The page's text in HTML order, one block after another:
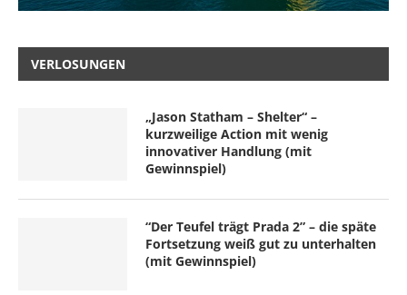
VERLOSUNGEN
„Jason Statham – Shelter“ –
kurzweilige Action mit wenig
innovativer Handlung (mit
Gewinnspiel)
“Der Teufel trägt Prada 2” – die späte
Fortsetzung weiß gut zu unterhalten
(mit Gewinnspiel)